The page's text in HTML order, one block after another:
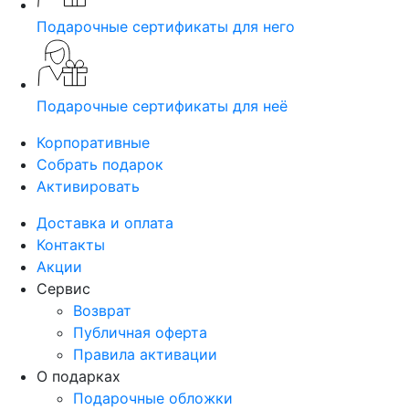
Подарочные сертификаты для него
Подарочные сертификаты для неё
Корпоративные
Собрать подарок
Активировать
Доставка и оплата
Контакты
Акции
Сервис
Возврат
Публичная оферта
Правила активации
О подарках
Подарочные обложки